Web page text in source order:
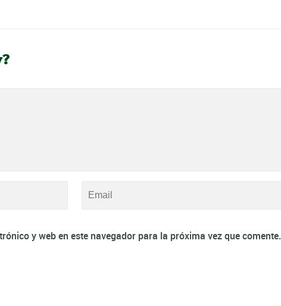
y web en este navegador para la próxima vez que comente.